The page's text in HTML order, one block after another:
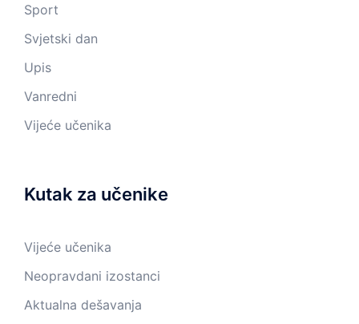
Sport
Svjetski dan
Upis
Vanredni
Vijeće učenika
Kutak za učenike
Vijeće učenika
Neopravdani izostanci
Aktualna dešavanja